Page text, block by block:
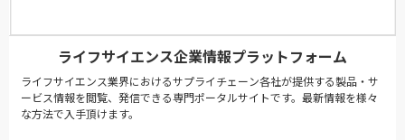
ライフサイエンス企業情報プラットフォーム
ライフサイエンス業界におけるサプライチェーン各社が提供する製品・サ
ービス情報を閲覧、発信できる専門ポータルサイトです。最新情報を様々
な方法で入手頂けます。